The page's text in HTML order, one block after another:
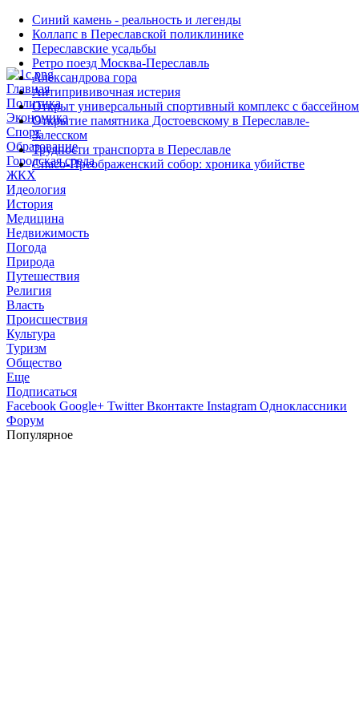
Главная
Политика
Экономика
Спорт
Образование
Городская среда
ЖКХ
Идеология
История
Медицина
Недвижимость
Погода
Природа
Путешествия
Религия
Власть
Происшествия
Культура
Туризм
Общество
Еще
Подписаться
Facebook Google+ TwitterВконтакте Instagram Одноклассники
Форум
Популярное
Синий камень - реальность и легенды
Коллапс в Переславской поликлинике
Переславские усадьбы
Ретро поезд Москва-Переславль
Александрова гора
Антипрививочная истерия
Открыт универсальный спортивный комплекс с бассейном
Открытие памятника Достоевскому в Переславле-
Залесском
Трудности транспорта в Переславле
Спасо-Преображенский собор: хроника убийстве